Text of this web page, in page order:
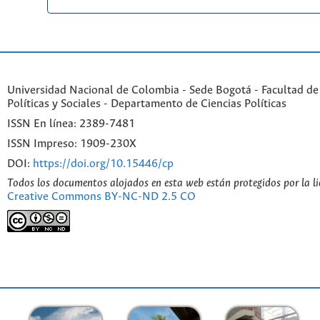
Universidad Nacional de Colombia - Sede Bogotá - Facultad
Políticas y Sociales - Departamento de Ciencias Políticas
ISSN En línea: 2389-7481
ISSN Impreso: 1909-230X
DOI: https://doi.org/10.15446/cp
Todos los documentos alojados en esta web están protegidos por la
Creative Commons BY-NC-ND 2.5 CO